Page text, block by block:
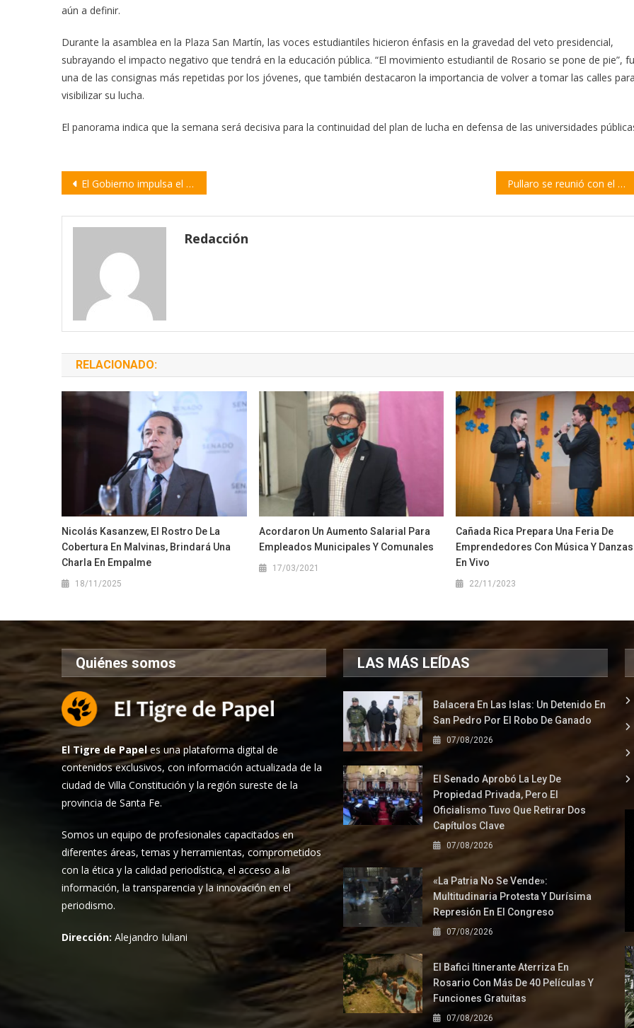
aún a definir.
Durante la asamblea en la Plaza San Martín, las voces estudiantiles hicieron énfasis en la gravedad del veto presidencial,
subrayando el impacto negativo que tendrá en la educación pública. “El movimiento estudiantil de Rosario se pone de pie”,
una de las consignas más repetidas por los jóvenes, que también destacaron la importancia de volver a tomar las calles para
visibilizar su lucha.
El panorama indica que la semana será decisiva para la continuidad del plan de lucha en defensa de las universidades
Navegación
entradas
El Gobierno impulsa el cierre de Corredores Viales y la Administración General de Puertos Pullaro se reunió con el embajador de Emiratos Árabes Unidos para potenciar inversiones y exportaciones
Redacción
RELACIONADO:
Nicolás Kasanzew, El Rostro De La
Cobertura En Malvinas, Brindará Una
Charla En Empalme
18/11/2025
Acordaron Un Aumento Salarial Para
Empleados Municipales Y Comunales
17/03/2021
Cañada Rica Prepara Una Feria De
Emprendedores Con Música Y Danzas
En Vivo
22/11/2023
Quiénes somos
El Tigre de Papeles una plataforma digital de
contenidos exclusivos, con información actualizada de la
ciudad de Villa Constitución y la región sureste de la
provincia de Santa Fe.
Somos un equipo de profesionales capacitados en
diferentes áreas, temas y herramientas, comprometidos
con la ética y la calidad periodística, el acceso a la
información, la transparencia y la innovación en el
periodismo.
Dirección:Alejandro Iuliani
LAS MÁS LEÍDAS
Balacera En Las Islas: Un Detenido En
San Pedro Por El Robo De Ganado
07/08/2026
El Senado Aprobó La Ley De
Propiedad Privada, Pero El
Oficialismo Tuvo Que Retirar Dos
Capítulos Clave
07/08/2026
«La Patria No Se Vende»:
Multitudinaria Protesta Y Durísima
Represión En El Congreso
07/08/2026
El Bafici Itinerante Aterriza En
Rosario Con Más De 40 Películas Y
Funciones Gratuitas
07/08/2026